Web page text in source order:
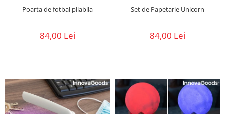
Poarta de fotbal pliabila
84,00 Lei
Set de Papetarie Unicorn
84,00 Lei